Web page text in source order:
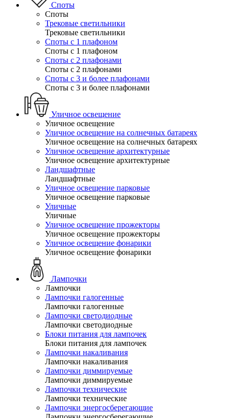
Споты
Споты
Трековые светильники
Трековые светильники
Споты с 1 плафоном
Споты с 1 плафоном
Споты с 2 плафонами
Споты с 2 плафонами
Споты с 3 и более плафонами
Споты с 3 и более плафонами
Уличное освещение
Уличное освещение
Уличное освещение на солнечных батареях
Уличное освещение на солнечных батареях
Уличное освещение архитектурные
Уличное освещение архитектурные
Ландшафтные
Ландшафтные
Уличное освещение парковые
Уличное освещение парковые
Уличные
Уличные
Уличное освещение прожекторы
Уличное освещение прожекторы
Уличное освещение фонарики
Уличное освещение фонарики
Лампочки
Лампочки
Лампочки галогенные
Лампочки галогенные
Лампочки светодиодные
Лампочки светодиодные
Блоки питания для лампочек
Блоки питания для лампочек
Лампочки накаливания
Лампочки накаливания
Лампочки диммируемые
Лампочки диммируемые
Лампочки технические
Лампочки технические
Лампочки энергосберегающие